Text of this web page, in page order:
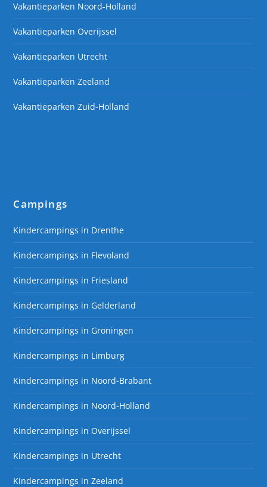
Vakantieparken Noord-Holland
Vakantieparken Overijssel
Vakantieparken Utrecht
Vakantieparken Zeeland
Vakantieparken Zuid-Holland
Campings
Kindercampings in Drenthe
Kindercampings in Flevoland
Kindercampings in Friesland
Kindercampings in Gelderland
Kindercampings in Groningen
Kindercampings in Limburg
Kindercampings in Noord-Brabant
Kindercampings in Noord-Holland
Kindercampings in Overijssel
Kindercampings in Utrecht
Kindercampings in Zeeland